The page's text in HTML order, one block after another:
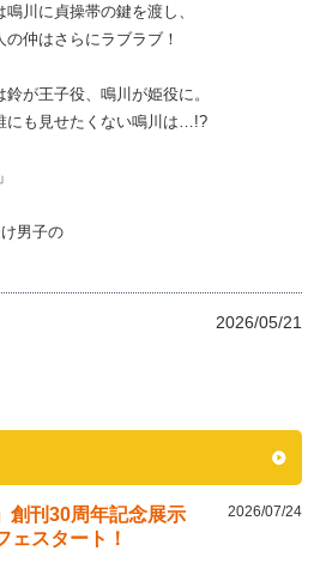
川に貞操帯の鍵を渡し、
仲はさらにラブラブ！
が王子役、鳴川が姫役に。
にも見せたくない鳴川は…!?
男子の
2026/05/21
創刊30周年記念展示
ェスタート！
2026/07/24